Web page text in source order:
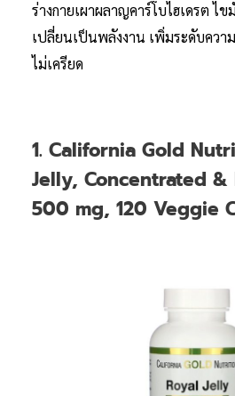
ร่างกายเผาผลาญคาร์โบไฮเดรต ไ
เปลี่ยนเป็นพลังงาน เพิ่มระดับควา
ไม่เครียด
1. California Gold
Jelly, Concentrated
500 mg, 120 Veggie